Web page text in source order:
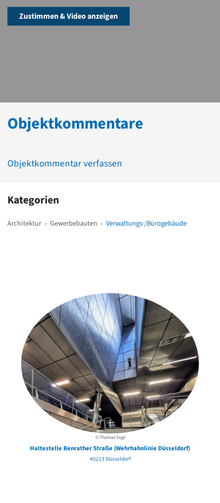
Zustimmen & Video anzeigen
Objektkommentare
Objektkommentar verfassen
Kategorien
Architektur › Gewerbebauten › Verwaltungs-/Bürogebäude
© Thomas Vogt
Haltestelle Benrather Straße (Wehrhahnlinie Düsseldorf)
40213 Düsseldorf